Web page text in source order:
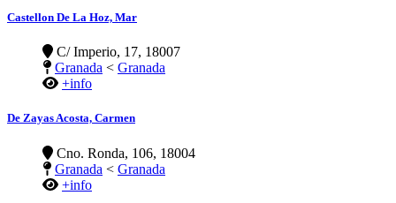
Castellon De La Hoz, Mar
C/ Imperio, 17, 18007
Granada < Granada
+info
De Zayas Acosta, Carmen
Cno. Ronda, 106, 18004
Granada < Granada
+info